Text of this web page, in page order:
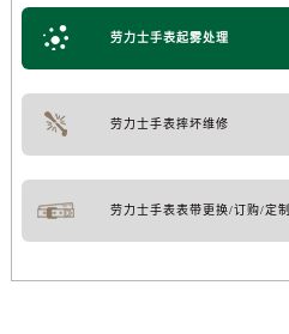
劳力士手表起雾处理
劳力士手表摔坏维修
劳力士手表表带更换/订购/定制